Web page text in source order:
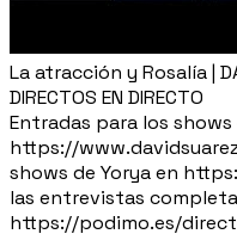
La atracción y Rosalía |
DIRECTOS EN DIRECTO
Entradas para los shows
https://
shows de Yorya en
las entrevistas
https://podimo.es/